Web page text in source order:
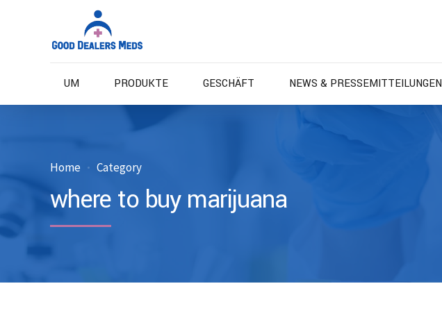
UM PRODUKTE GESCHÄFT NEWS & PRESSEMITTEILUNGEN
Home Category
where to buy marijuana